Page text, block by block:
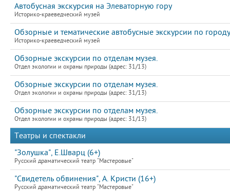
Автобусная экскурсия на Элеваторную гору
Историко-краеведческий музей
Обзорные и тематические автобусные экскурсии по городу
Историко-краеведческий музей
Обзорные экскурсии по отделам музея.
Отдел экологии и охраны природы (адрес: 31/13)
Обзорные экскурсии по отделам музея.
Отдел экологии и охраны природы (адрес: 31/13)
Обзорные экскурсии по отделам музея.
Отдел экологии и охраны природы (адрес: 31/13)
Театры и спектакли
"Золушка", Е.Шварц (6+)
Русский драматический театр "Мастеровые"
"Свидетель обвинения", А. Кристи (16+)
Русский драматический театр "Мастеровые"